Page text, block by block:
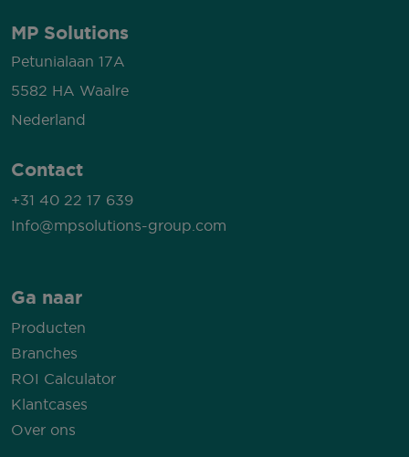
MP Solutions
Petunialaan 17A
5582 HA Waalre
Nederland
Contact
+31 40 22 17 639
Info@mpsolutions-group.com
Ga naar
Producten
Branches
ROI Calculator
Klantcases
Over ons